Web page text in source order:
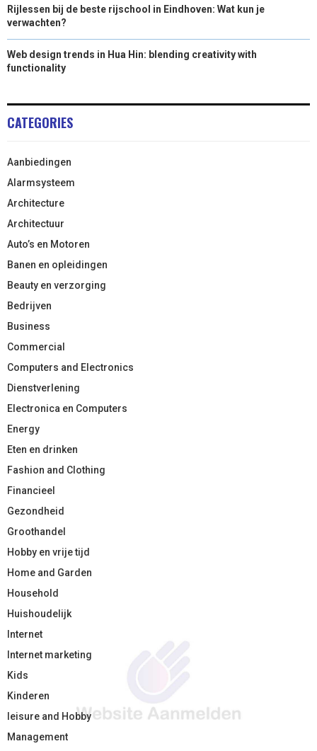
Rijlessen bij de beste rijschool in Eindhoven: Wat kun je
verwachten?
Web design trends in Hua Hin: blending creativity with
functionality
CATEGORIES
Aanbiedingen
Alarmsysteem
Architecture
Architectuur
Auto’s en Motoren
Banen en opleidingen
Beauty en verzorging
Bedrijven
Business
Commercial
Computers and Electronics
Dienstverlening
Electronica en Computers
Energy
Eten en drinken
Fashion and Clothing
Financieel
Gezondheid
Groothandel
Hobby en vrije tijd
Home and Garden
Household
Huishoudelijk
Internet
Internet marketing
Kids
Kinderen
leisure and Hobby
Management